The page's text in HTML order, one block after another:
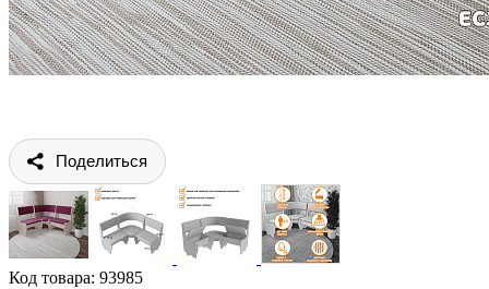
Поделиться
Код товара: 93985